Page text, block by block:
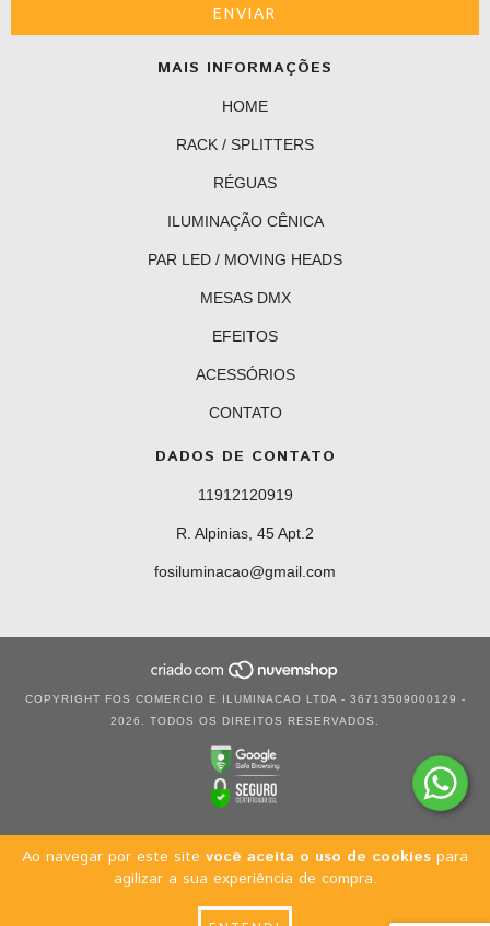
Ao navegar por este site você aceita o uso de cookies para
agilizar a sua experiência de compra.
MAIS INFORMAÇÕES
HOME
RACK / SPLITTERS
RÉGUAS
ILUMINAÇÃO CÊNICA
PAR LED / MOVING HEADS
MESAS DMX
EFEITOS
ACESSÓRIOS
CONTATO
DADOS DE CONTATO
11912120919
R. Alpinias, 45 Apt.2
fosiluminacao@gmail.com
COPYRIGHT FOS COMERCIO E ILUMINACAO LTDA - 36713509000129 -
2026. TODOS OS DIREITOS RESERVADOS.